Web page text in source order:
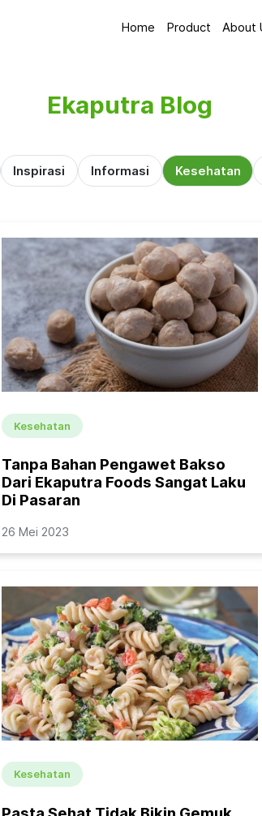
Home Product About
Ekaputra Blog
Inspirasi Informasi Kesehatan
Kesehatan
Tanpa Bahan Pengawet Bakso
Dari Ekaputra Foods Sangat Laku
Di Pasaran
26 Mei 2023
Kesehatan
Pasta Sehat Tidak Bikin Gemuk